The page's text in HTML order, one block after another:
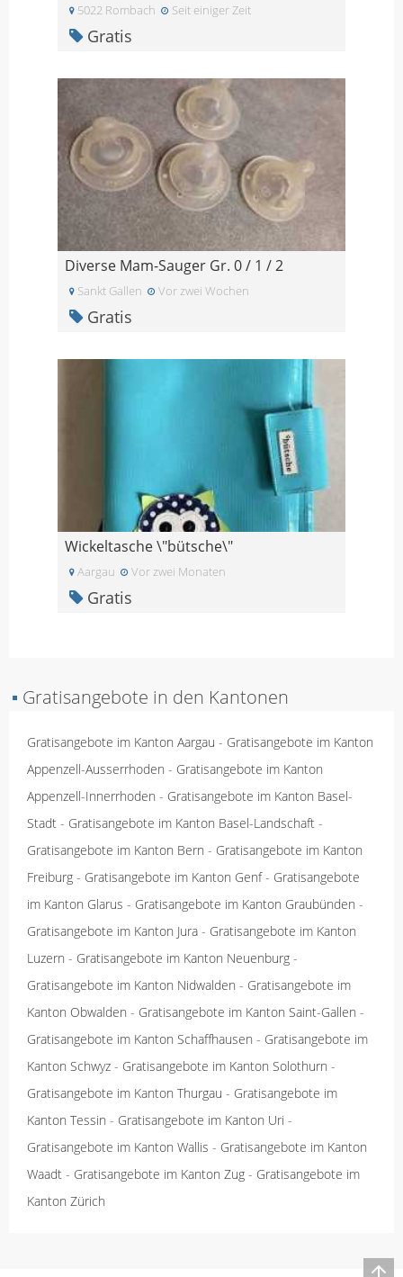
5022 Rombach Seit einiger Zeit
Gratis
Diverse Mam-Sauger Gr. 0 / 1 / 2
Sankt Gallen Vor zwei Wochen
Gratis
Wickeltasche \"bütsche\"
Aargau Vor zwei Monaten
Gratis
▪ Gratisangebote in den Kantonen
Gratisangebote im Kanton Aargau - Gratisangebote im Kanton
Appenzell-Ausserrhoden - Gratisangebote im Kanton
Appenzell-Innerrhoden - Gratisangebote im Kanton Basel-
Stadt - Gratisangebote im Kanton Basel-Landschaft -
Gratisangebote im Kanton Bern - Gratisangebote im Kanton
Freiburg - Gratisangebote im Kanton Genf- Gratisangebote
im Kanton Glarus - Gratisangebote im Kanton Graubünden -
Gratisangebote im Kanton Jura - Gratisangebote im Kanton
Luzern - Gratisangebote im Kanton Neuenburg -
Gratisangebote im Kanton Nidwalden - Gratisangebote im
Kanton Obwalden - Gratisangebote im Kanton Saint-Gallen -
Gratisangebote im Kanton Schaffhausen - Gratisangebote im
Kanton Schwyz - Gratisangebote im Kanton Solothurn -
Gratisangebote im Kanton Thurgau - Gratisangebote im
Kanton Tessin - Gratisangebote im Kanton Uri -
Gratisangebote im Kanton Wallis - Gratisangebote im Kanton
Waadt - Gratisangebote im Kanton Zug - Gratisangebote im
Kanton Zürich